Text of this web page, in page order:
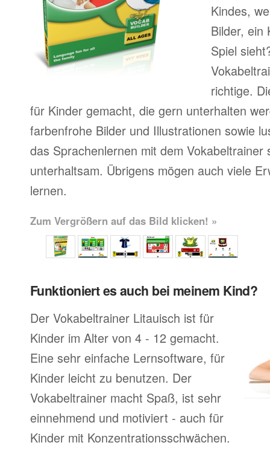
Kindes,
Bilder, ein
Spiel
richtige.
für Kinder gemacht, die gern unterhalten
farbenfrohe Bilder und Illustrationen sowie
das Sprachenlernen mit dem Vokabeltrainer
unterhaltsam. Übrigens mögen auch viele
lernen.
Zum Vergrößern auf das Bild klicken! »
Funktioniert es auch bei meinem Kind?
Der Vokabeltrainer Litauisch ist für
Kinder im Alter von 4 - 12 gemacht.
Eine sehr einfache Lernsoftware, für
Kinder leicht zu benutzen. Der
Vokabeltrainer macht Spaß, ist sehr
einnehmend und motiviert - auch für
Kinder mit Konzentrationsschwächen.